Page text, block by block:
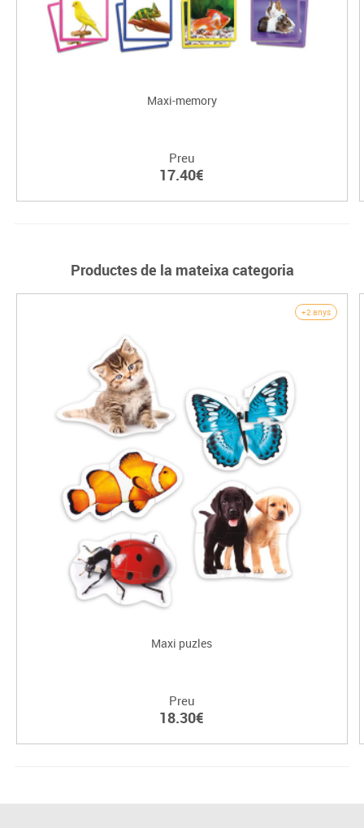
Maxi-memory
Preu
17.40€
Productes de la mateixa categoria
+2 anys
Maxi puzles
Preu
18.30€